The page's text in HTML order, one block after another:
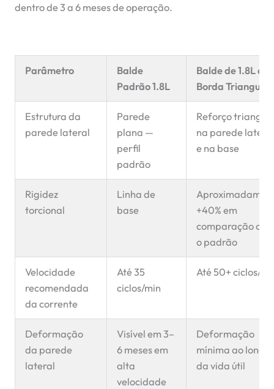
dentro de 3 a 6 meses de operação.
Parâmetro
Balde
Padrão 1.8L
Balde de 1.8L
Borda Triangular
Estrutura da
parede lateral
Parede
plana —
perfil
padrão
Reforço
na parede
e na base
Rigidez
torcional
Linha de
base
+40% em
comparação
o padrão
Velocidade
recomendada
da corrente
Até 35
ciclos/min
Até 50+ ciclos/
Deformação
da parede
lateral
Visível em 3–
6 meses em
alta
velocidade
Deformação
mínima ao longo
da vida útil